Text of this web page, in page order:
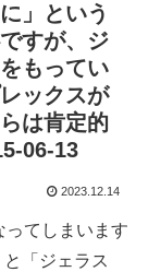
」という
すが、ジ
もってい
ックスが
は肯定的
06-13
2023.12.14
ってしまいます
「ジェラス